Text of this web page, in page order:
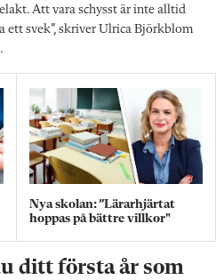
Att vara schysst är inte alltid
ett svek”, skriver Ulrica Björkblom
Nya skolan: ”Lärarhjärtat
hoppas på bättre villkor"
ditt första år som